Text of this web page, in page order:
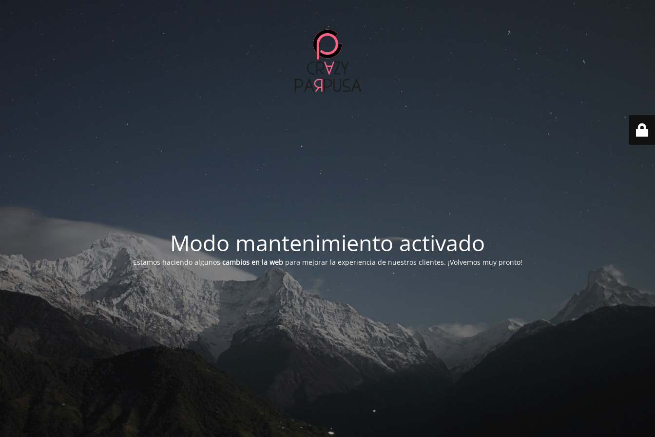
Modo mantenimiento activado
Estamos haciendo algunoscambios en la webpara mejorar la experiencia de nuestros clientes. ¡Volvemos muy pronto!